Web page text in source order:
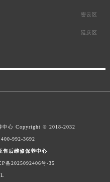
密云区
延庆区
中心 Copyright © 2018-2032
400-992-3692
售后维修保养中心
备2025092406号-35